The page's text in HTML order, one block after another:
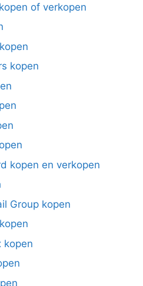
of verkopen
kopen
kopen en verkopen
Group kopen
kopen